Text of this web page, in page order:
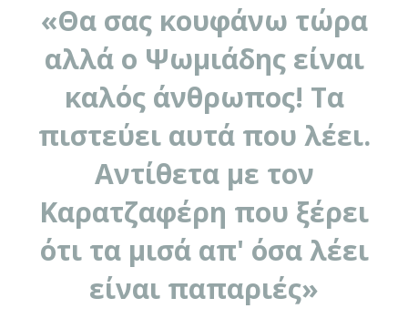
«Θα σας κουφάνω τώρα
αλλά ο Ψωμιάδης είναι
καλός άνθρωπος! Τα
πιστεύει αυτά που λέει.
Αντίθετα με τον
Καρατζαφέρη που ξέρει
ότι τα μισά απ' όσα λέει
είναι παπαριές»